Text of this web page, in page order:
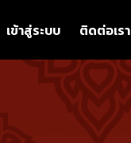
เข้าสู่ระบบ ติดต่อเรา